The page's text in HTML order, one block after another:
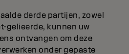
derde partijen, zowel
gelieerde, kunnen uw
ontvangen om deze
onder gepaste